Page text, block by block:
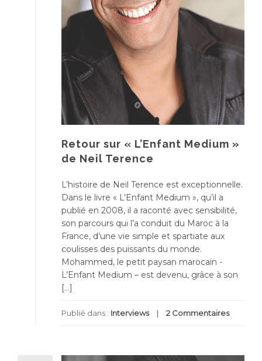
Retour sur « L’Enfant Medium »
de Neil Terence
L’histoire de Neil Terence est exceptionnelle.
Dans le livre « L’Enfant Medium », qu’il a
publié en 2008, il a raconté avec sensibilité,
son parcours qui l’a conduit du Maroc à la
France, d’une vie simple et spartiate aux
coulisses des puissants du monde.
Mohammed, le petit paysan marocain -
L’Enfant Medium – est devenu, grâce à son
[…]
Publié dans : Interviews 2 Commentaires